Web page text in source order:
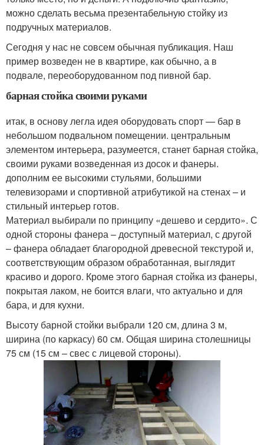
можно сделать весьма презентабельную стойку из
подручных материалов.
Сегодня у нас не совсем обычная публикация. Наш
пример возведен не в квартире, как обычно, а в
подвале, переоборудованном под пивной бар.
барная стойка своими руками
итак, в основу легла идея оборудовать спорт — бар в
небольшом подвальном помещении. центральным
элементом интерьера, разумеется, станет барная стойка,
своими руками возведенная из досок и фанеры.
дополним ее высокими стульями, большими
телевизорами и спортивной атрибутикой на стенах – и
стильный интерьер готов.
Материал выбирали по принципу «дешево и сердито». С
одной стороны фанера – доступный материал, с другой
– фанера обладает благородной древесной текстурой и,
соответствующим образом обработанная, выглядит
красиво и дорого. Кроме этого барная стойка из фанеры,
покрытая лаком, не боится влаги, что актуально и для
бара, и для кухни.
Высоту барной стойки выбрали 120 см, длина 3 м,
ширина (по каркасу) 60 см. Общая ширина столешницы
75 см (15 см – свес с лицевой стороны).